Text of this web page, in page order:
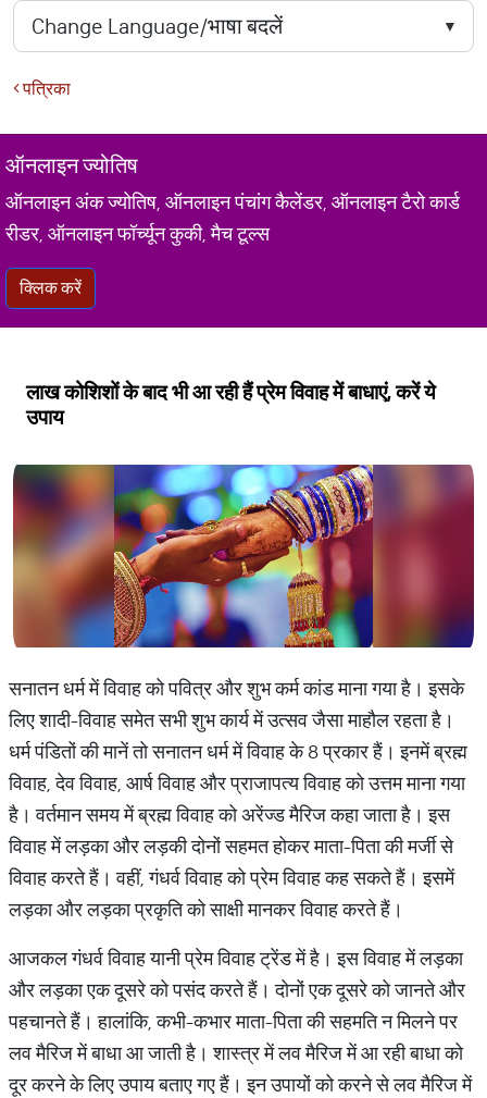
पत्रिका
ऑनलाइन ज्योतिष
ऑनलाइन अंक ज्योतिष, ऑनलाइन पंचांग कैलेंडर, ऑनलाइन टैरो कार्ड
रीडर, ऑनलाइन फॉर्च्यून कुकी, मैच टूल्स
क्लिक करें
लाख कोशिशों के बाद भी आ रही हैं प्रेम विवाह में बाधाएं, करें ये
उपाय
सनातन धर्म में विवाह को पवित्र और शुभ कर्म कांड माना गया है। इसके
लिए शादी-विवाह समेत सभी शुभ कार्य में उत्सव जैसा माहौल रहता है।
धर्म पंडितों की मानें तो सनातन धर्म में विवाह के 8 प्रकार हैं। इनमें ब्रह्म
विवाह, देव विवाह, आर्ष विवाह और प्राजापत्य विवाह को उत्तम माना गया
है। वर्तमान समय में ब्रह्म विवाह को अरेंज्ड मैरिज कहा जाता है। इस
विवाह में लड़का और लड़की दोनों सहमत होकर माता-पिता की मर्जी से
विवाह करते हैं। वहीं, गंधर्व विवाह को प्रेम विवाह कह सकते हैं। इसमें
लड़का और लड़का प्रकृति को साक्षी मानकर विवाह करते हैं।
आजकल गंधर्व विवाह यानी प्रेम विवाह ट्रेंड में है। इस विवाह में लड़का
और लड़का एक दूसरे को पसंद करते हैं। दोनों एक दूसरे को जानते और
पहचानते हैं। हालांकि, कभी-कभार माता-पिता की सहमति न मिलने पर
लव मैरिज में बाधा आ जाती है। शास्त्र में लव मैरिज में आ रही बाधा को
दूर करने के लिए उपाय बताए गए हैं। इन उपायों को करने से लव मैरिज में